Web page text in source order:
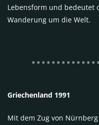
Lebensform und bedeutet
Wanderung um die Welt.
Griechenland 1991
Mit dem Zug von